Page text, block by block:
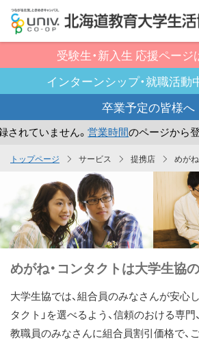
ン
テ
受験生・新入生 応援ページ
インターンシップ・就職活動
卒業予定の皆様へ
ていません。営業時間のページから登
トップページ サービス 提携店 めが
めがね・コンタクトは大学生協
大学生協では、組合員のみなさんが安心し
タクト」を選べるよう、信頼のおける専門
教職員のみなさんに組合員割引価格で、